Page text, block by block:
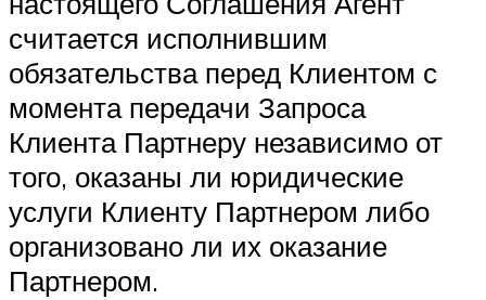
считается исполнившим
обязательства перед Клиентом с
момента передачи Запроса
Клиента Партнеру независимо от
того, оказаны ли юридические
услуги Клиенту Партнером либо
организовано ли их оказание
Партнером.